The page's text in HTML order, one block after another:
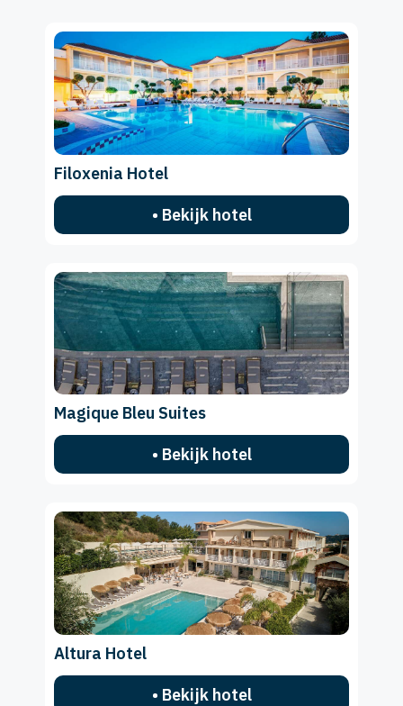
Filoxenia Hotel
• Bekijk hotel
Magique Bleu Suites
• Bekijk hotel
Altura Hotel
• Bekijk hotel